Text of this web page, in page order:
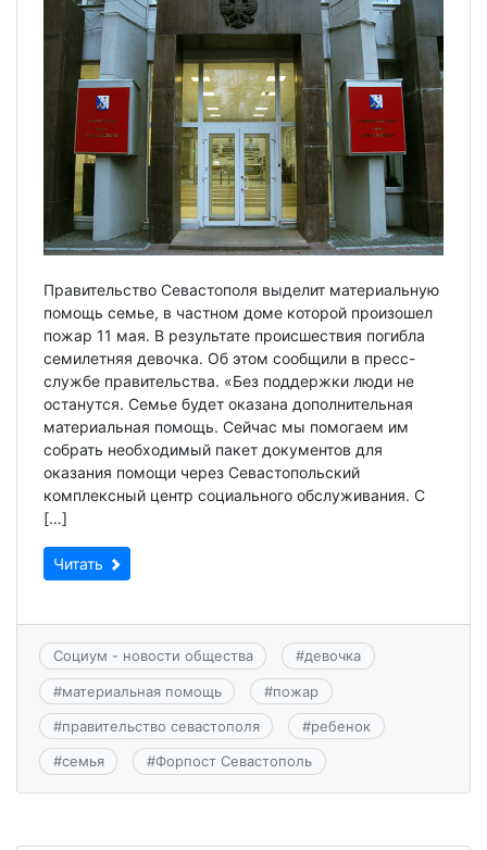
Правительство Севастополя выделит материальную
помощь семье, в частном доме которой произошел
пожар 11 мая. В результате происшествия погибла
семилетняя девочка. Об этом сообщили в пресс-
службе правительства. «Без поддержки люди не
останутся. Семье будет оказана дополнительная
материальная помощь. Сейчас мы помогаем им
собрать необходимый пакет документов для
оказания помощи через Севастопольский
комплексный центр социального обслуживания. С
[…]
Читать
Социум - новости общества #девочка
#материальная помощь #пожар
#правительство севастополя #ребенок
#семья #Форпост Севастополь